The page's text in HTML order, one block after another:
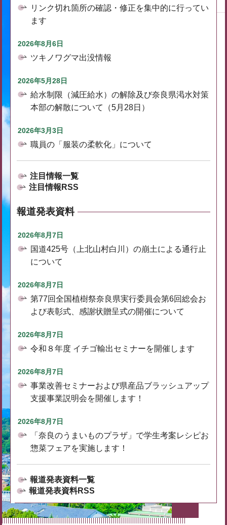
リンク切れ箇所の確認・修正を集中的に行ってい
ます
2026年8月6日
ツキノワグマ出没情報
2026年5月28日
給水制限（減圧給水）の解除及び奈良県渇水対策
本部の解散について（5月28日）
2026年3月3日
職員の「服装の柔軟化」について
注目情報一覧
注目情報RSS
報道発表資料
2026年8月7日
国道425号（上北山村白川）の崩土による通行止
について
2026年8月7日
第77回全国植樹祭奈良県実行委員会第6回総会お
よび表彰式、感謝状贈呈式の開催について
2026年8月7日
令和８年度 イチゴ輸出セミナーを開催します
2026年8月7日
事業改善セミナーおよび県産品ブラッシュアップ
支援事業説明会を開催します！
2026年8月7日
「奈良のうまいものプラザ」で学生考案レシピお
惣菜フェアを実施します！
報道発表資料一覧
報道発表資料RSS